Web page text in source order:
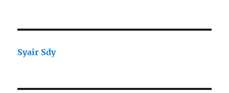
Syair Sdy